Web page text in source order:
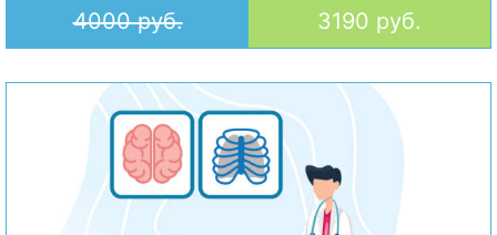
4000 руб. 3190 руб.